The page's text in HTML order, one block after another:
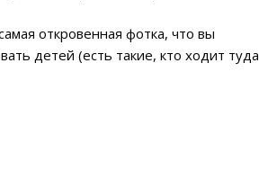
откровенная фотка, что вы
детей (есть такие, кто ходит туда